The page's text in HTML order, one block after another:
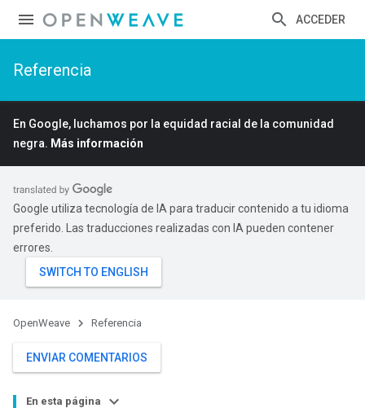
ACCEDER
Referencia
En Google, luchamos por la equidad racial de la comunidad
negra. Más información
Google utiliza tecnología de IA para traducir contenido a tu idioma
preferido. Las traducciones realizadas con IA pueden contener
errores.
OpenWeave Referencia
ENVIAR COMENTARIOS
En esta página